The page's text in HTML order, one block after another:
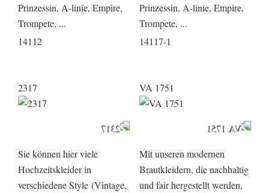
Prinzessin, A-linie, Empire,
Trompete, ...
14112
Prinzessin, A-linie, Empire,
Trompete, ...
14117-1
2317
Sie können hier viele
Hochzeitskleider in
verschiedene Style (Vintage,
VA 1751
Mit unseren modernen
Brautkleidern, die nachhaltig
und fair hergestellt werden,